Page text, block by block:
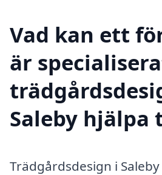
Vad kan ett
är
Saleby hjälpa
Trädgårdsdesign i